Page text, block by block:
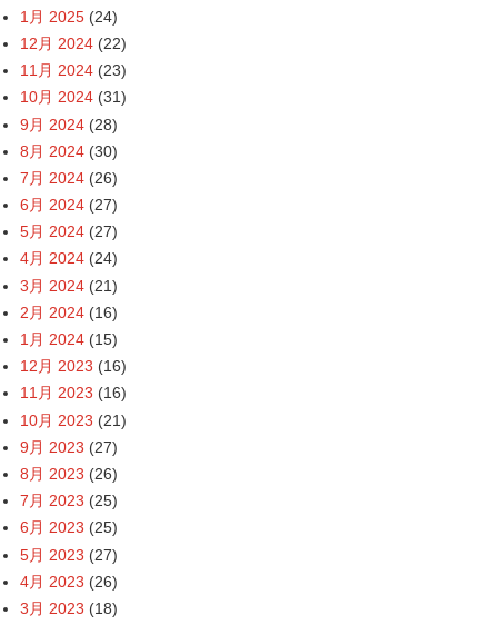
1月 2025 (24)
12月 2024 (22)
11月 2024 (23)
10月 2024 (31)
9月 2024 (28)
8月 2024 (30)
7月 2024 (26)
6月 2024 (27)
5月 2024 (27)
4月 2024 (24)
3月 2024 (21)
2月 2024 (16)
1月 2024 (15)
12月 2023 (16)
11月 2023 (16)
10月 2023 (21)
9月 2023 (27)
8月 2023 (26)
7月 2023 (25)
6月 2023 (25)
5月 2023 (27)
4月 2023 (26)
3月 2023 (18)